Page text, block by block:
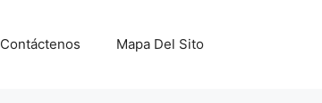
Contáctenos Mapa Del Sito